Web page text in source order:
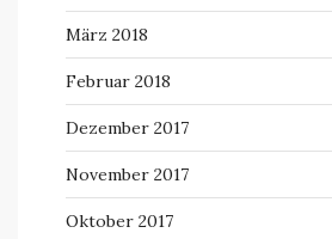
März 2018
Februar 2018
Dezember 2017
November 2017
Oktober 2017